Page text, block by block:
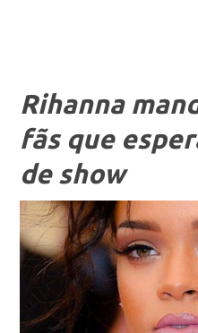
Rihanna
fãs que
de show